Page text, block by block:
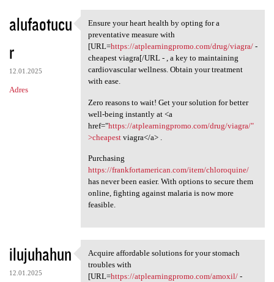
alufaotucu
r
12.01.2025
Adres
Ensure your heart health by
Ensure your heart health by opting for a
preventative measure with
[URL=https://atplearningpromo.com/drug/viagra/-
cheapest viagra[/URL - , a key to maintaining
cardiovascular wellness. Obtain your treatment
with ease.
Zero reasons to wait! Get your solution for better
well-being instantly at <a
href="https://atplearningpromo.com/drug/viagra/"
>cheapestviagra</a> .
Purchasing
https://frankfortamerican.com/item/chloroquine/
has never been easier. With options to secure them
online, fighting against malaria is now more
feasible.
ilujuhahun
12.01.2025
Acquire affordable solutions
Acquire affordable solutions for your stomach
troubles with
[URL=https://atplearningpromo.com/amoxil/-